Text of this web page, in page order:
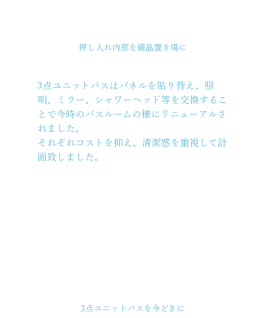
押し入れ内部を備品置き場に
3点ユニットバスはパネルを貼り替え、照
明、ミラー、シャワーヘッド等を交換するこ
とで今時のバスルームの様にリニューアルさ
れました。
それぞれコストを抑え、清潔感を重視して計
画致しました。
3点ユニットバスを今どきに